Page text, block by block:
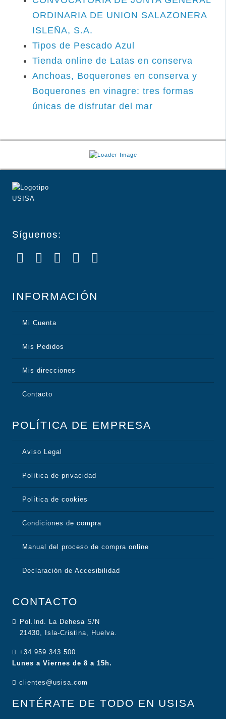
ORDINARIA DE UNION SALAZONERA
ISLEÑA, S.A.
Tipos de Pescado Azul
Tienda online de Latas en conserva
Anchoas, Boquerones en conserva y
Boquerones en vinagre: tres formas
únicas de disfrutar del mar
Síguenos:
INFORMACIÓN
Mi Cuenta
Mis Pedidos
Mis direcciones
Contacto
POLÍTICA DE EMPRESA
Aviso Legal
Política de privacidad
Política de cookies
Condiciones de compra
Manual del proceso de compra online
Declaración de Accesibilidad
CONTACTO
Pol.Ind. La Dehesa S/N
21430, Isla-Cristina, Huelva.
+34 959 343 500
Lunes a Viernes de 8 a 15h.
clientes@usisa.com
ENTÉRATE DE TODO EN USISA